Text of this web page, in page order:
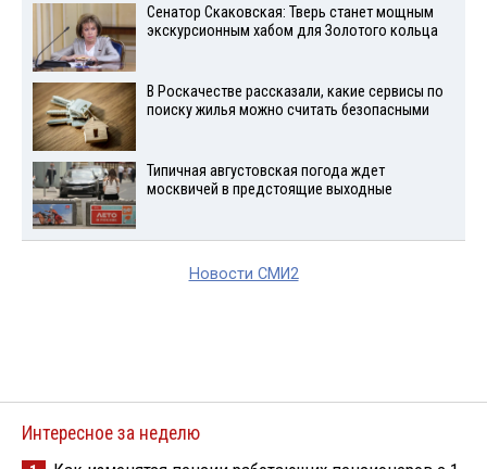
Сенатор Скаковская: Тверь станет мощным
экскурсионным хабом для Золотого кольца
В Роскачестве рассказали, какие сервисы по
поиску жилья можно считать безопасными
Типичная августовская погода ждет
москвичей в предстоящие выходные
Новости СМИ2
Интересное за неделю